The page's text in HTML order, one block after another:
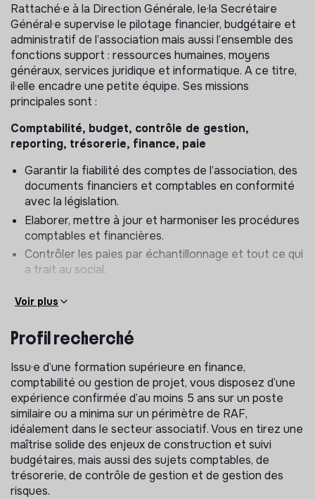
Rattaché·e à la Direction Générale, le·la Secrétaire
Général·e supervise le pilotage financier, budgétaire et
administratif de l’association mais aussi l’ensemble des
fonctions support : ressources humaines, moyens
généraux, services juridique et informatique. A ce titre,
il·elle encadre une petite équipe. Ses missions
principales sont :
Comptabilité, budget, contrôle de gestion,
reporting, trésorerie, finance, paie
Garantir la fiabilité des comptes de l’association, des
documents financiers et comptables en conformité
avec la législation.
Elaborer, mettre à jour et harmoniser les procédures
comptables et financières.
Contrôler les paies par échantillonnage et tout ce qui
a trait au social.
procédures de gestion et les indicateurs nécessaires
au reporting à la direction.
avec les choix stratégiques de l’association.
Effectuer un suivi budgétaire global avec note
d’analyse, et un suivi budgétaire par direction.
Coordonner, finaliser et suivre les dossiers de
demande de recherche de financement pour la
partie financière (subventions, réponse aux appels à
projet…).
Assurer un suivi précis de la trésorerie, analyser les
Voir plus
Profil recherché
Issu·e d’une formation supérieure en finance,
comptabilité ou gestion de projet, vous disposez d’une
expérience confirmée d’au moins 5 ans sur un poste
similaire ou a minima sur un périmètre de RAF,
idéalement dans le secteur associatif. Vous en tirez une
maîtrise solide des enjeux de construction et suivi
budgétaires, mais aussi des sujets comptables, de
trésorerie, de contrôle de gestion et de gestion des
risques.